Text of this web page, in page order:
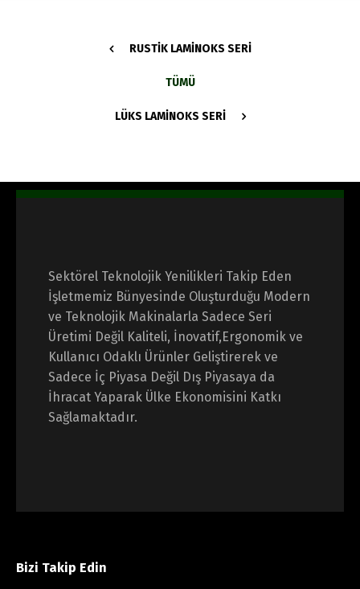
RUSTIK LAMINOKS SERI
TÜMÜ
LÜKS LAMINOKS SERI
Sektörel Teknolojik Yenilikleri Takip Eden
İşletmemiz Bünyesinde Oluşturduğu Modern
ve Teknolojik Makinalarla Sadece Seri
Üretimi Değil Kaliteli, İnovatif,Ergonomik ve
Kullanıcı Odaklı Ürünler Geliştirerek ve
Sadece İç Piyasa Değil Dış Piyasaya da
İhracat Yaparak Ülke Ekonomisini Katkı
Sağlamaktadır.
Bizi Takip Edin